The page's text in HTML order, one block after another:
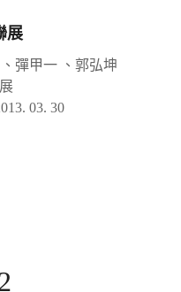
展
彈甲一 、郭弘坤
03. 30